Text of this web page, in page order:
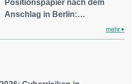
Positionspapier nach dem
Anschlag in Berlin:…
mehr